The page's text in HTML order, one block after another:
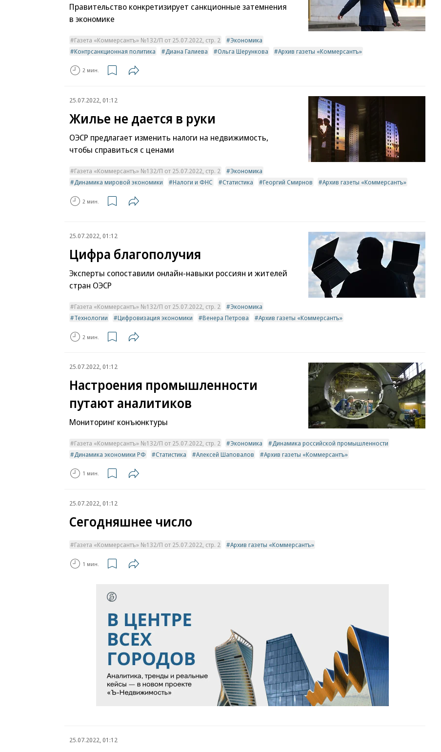
Правительство конкретизирует санкционные затемнения
в экономике
Газета «Коммерсантъ» №132/П от 25.07.2022, стр. 2
Экономика
Контрсанкционная политика
Диана Галиева Ольга Шерункова Архив газеты «Коммерсантъ»
2 мин.
25.07.2022, 01:12
Жилье не дается в руки
ОЭСР предлагает изменить налоги на недвижимость,
чтобы справиться с ценами
Газета «Коммерсантъ» №132/П от 25.07.2022, стр. 2
Экономика
Динамика мировой экономики
Налоги и ФНС Статистика Георгий Смирнов Архив газеты «Коммерсантъ»
2 мин.
25.07.2022, 01:12
Цифра благополучия
Эксперты сопоставили онлайн-навыки россиян и жителей
стран ОЭСР
Газета «Коммерсантъ» №132/П от 25.07.2022, стр. 2
Экономика
Технологии
Цифровизация экономики Венера Петрова Архив газеты «Коммерсантъ»
2 мин.
25.07.2022, 01:12
Настроения промышленности
путают аналитиков
Мониторинг конъюнктуры
Газета «Коммерсантъ» №132/П от 25.07.2022, стр. 2 Экономика
Динамика российской промышленности
Динамика экономики РФ
Статистика Алексей Шаповалов Архив газеты «Коммерсантъ»
1 мин.
25.07.2022, 01:12
Сегодняшнее число
Газета «Коммерсантъ» №132/П от 25.07.2022, стр. 2 Архив газеты «Коммерсантъ»
1 мин.
25.07.2022, 01:12